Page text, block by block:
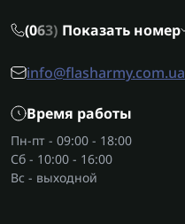
(063) Показать номер
info@flasharmy.com.ua
Время работы
Пн-пт - 09:00 - 18:00
Сб - 10:00 - 16:00
Вс - выходной